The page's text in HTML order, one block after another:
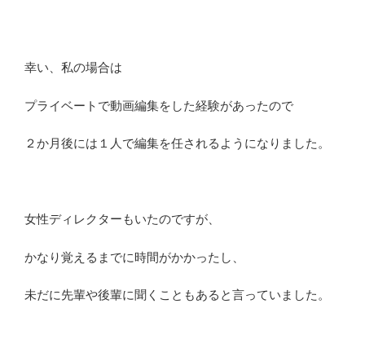
幸い、私の場合は
プライベートで動画編集をした経験があったので
２か月後には１人で編集を任されるようになりました。
女性ディレクターもいたのですが、
かなり覚えるまでに時間がかかったし、
未だに先輩や後輩に聞くこともあると言っていました。